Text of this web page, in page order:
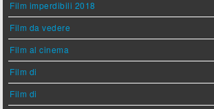
Film imperdibili 2018
Film da vedere
Film al cinema
Film di
Film di